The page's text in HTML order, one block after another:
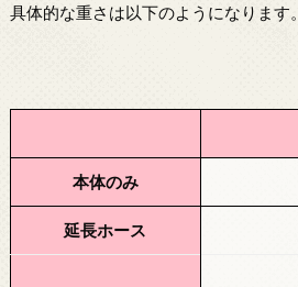
具体的な重さは以下のようになります。
本体のみ
延長ホース